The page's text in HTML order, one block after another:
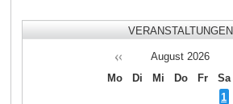
VERANSTALTUNGEN
August 2026
Mo
Di Mi Do Fr Sa
1